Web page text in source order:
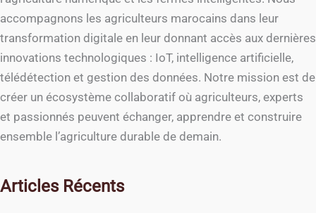
accompagnons les agriculteurs marocains dans leur
transformation digitale en leur donnant accès aux dernières
innovations technologiques : IoT, intelligence artificielle,
télédétection et gestion des données. Notre mission est de
créer un écosystème collaboratif où agriculteurs, experts
et passionnés peuvent échanger, apprendre et construire
ensemble l’agriculture durable de demain.
Articles Récents